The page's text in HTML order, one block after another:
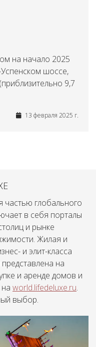
на начало 2025
шоссе,
9,7
13 февраля 2025 г.
частью глобального
в себя порталы
и рынке
Жилая и
и элит-класса
на
и аренде домов и
world.lifedeluxe.ru.
выбор.